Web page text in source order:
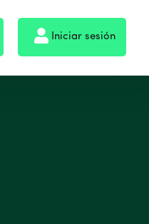
Iniciar sesión